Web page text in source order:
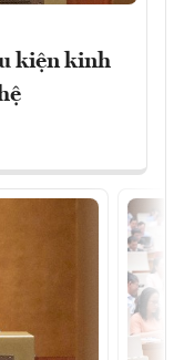
kiện kinh